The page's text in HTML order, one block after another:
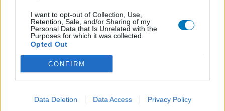
I want to opt-out of Collection, Use,
Retention, Sale, and/or Sharing of my
Personal Data that Is Unrelated with the
Purposes for which it was collected.
Opted Out
CONFIRM
Data Deletion Data Access Privacy Policy
MedicatieCombinatieCheck
Controleer nu zelf de combinatie van
uw medicijnen op interacties, snel en eenvoudig.